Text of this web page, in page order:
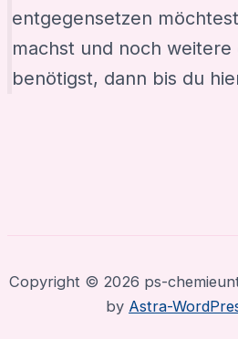
entgegensetzen
machst und noch weitere
benötigst, dann bis du
Copyright © 2026 ps-
by Astra-